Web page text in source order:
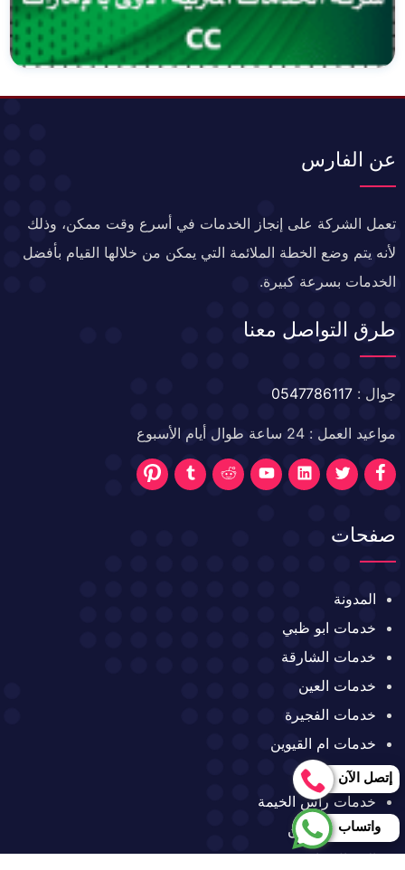
عن الفارس
تعمل الشركة على إنجاز الخدمات في أسرع وقت ممكن، وذلك
لأنه يتم وضع الخطة الملائمة التي يمكن من خلالها القيام بأفضل
الخدمات بسرعة كبيرة.
طرق التواصل معنا
جوال : 0547786117
مواعيد العمل : 24 ساعة طوال أيام الأسبوع
تابعنا
فيسبوك
تابعنا
تابعنا
تابعنا
تابعنا
تابعنا
تابعنا
صفحات
المدونة
خدمات ابو ظبي
خدمات الشارقة
خدمات العين
خدمات الفجيرة
خدمات ام القيوين
خدمات دبي
خدمات رأس الخيمة
خدمات عجمان
الإتصال بنا
واتساب
إتصل الآن